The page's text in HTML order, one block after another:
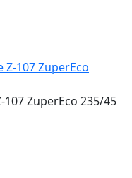
ZuperEco 235/45